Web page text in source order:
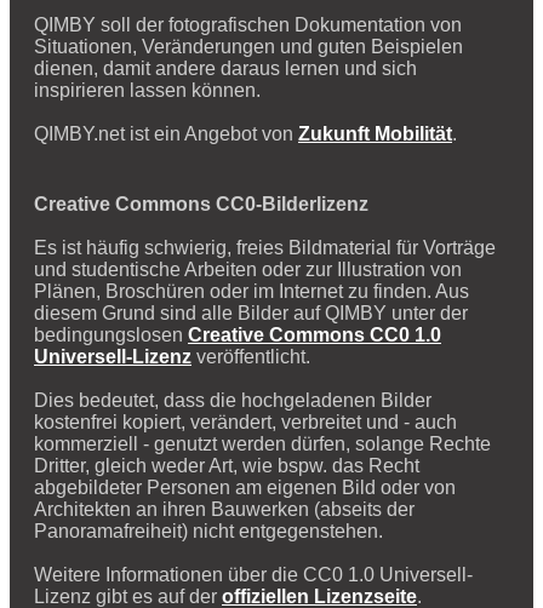
QIMBY soll der fotografischen Dokumentation von
Situationen, Veränderungen und guten Beispielen
dienen, damit andere daraus lernen und sich
inspirieren lassen können.
QIMBY.net ist ein Angebot von Zukunft Mobilität.
Creative Commons CC0-Bilderlizenz
Es ist häufig schwierig, freies Bildmaterial für Vorträge
und studentische Arbeiten oder zur Illustration von
Plänen, Broschüren oder im Internet zu finden. Aus
diesem Grund sind alle Bilder auf QIMBY unter der
bedingungslosen Creative Commons CC0 1.0
Universell-Lizenz veröffentlicht.
Dies bedeutet, dass die hochgeladenen Bilder
kostenfrei kopiert, verändert, verbreitet und - auch
kommerziell - genutzt werden dürfen, solange Rechte
Dritter, gleich weder Art, wie bspw. das Recht
abgebildeter Personen am eigenen Bild oder von
Architekten an ihren Bauwerken (abseits der
Panoramafreiheit) nicht entgegenstehen.
Weitere Informationen über die CC0 1.0 Universell-
Lizenz gibt es auf der offiziellen Lizenzseite.